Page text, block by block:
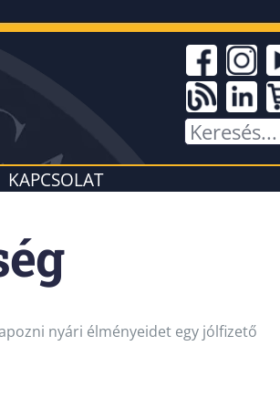
KAPCSOLAT
nyári élményeidet egy jólfizető